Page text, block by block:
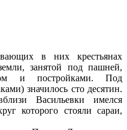
в них крестьянах
занятой под пашней,
и постройками. Под
значилось сто десятин.
Васильевки имелся
которого стояли сараи,